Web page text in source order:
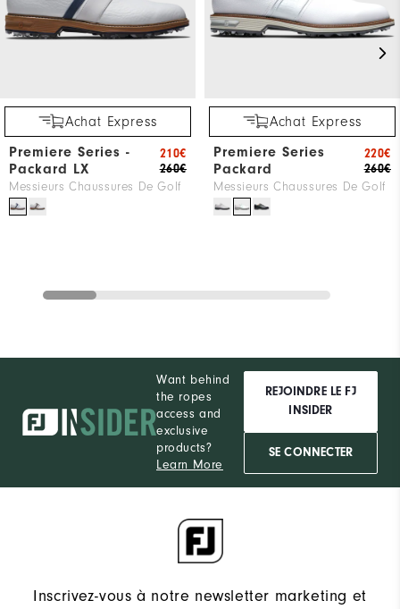
Achat Express
Premiere Series -
Packard LX
Messieurs Chaussures De Golf
260€
210€
Achat Express
Premiere Series
Packard
Messieurs Chaussures De Golf
260€
220€
Want behind
the ropes
access and
exclusive
products?
Learn More
REJOINDRE LE FJ
INSIDER
SE CONNECTER
Inscrivez-vous à notre newsletter marketing et